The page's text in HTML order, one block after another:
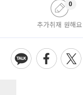
추가취재 원해요
0